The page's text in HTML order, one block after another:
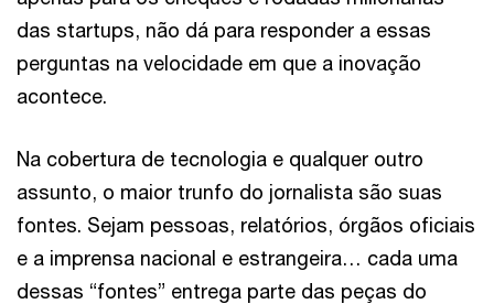
das startups, não dá para responder a essas
perguntas na velocidade em que a inovação
acontece.
Na cobertura de tecnologia e qualquer outro
assunto, o maior trunfo do jornalista são suas
fontes. Sejam pessoas, relatórios, órgãos oficiais
e a imprensa nacional e estrangeira… cada uma
dessas “fontes” entrega parte das peças do